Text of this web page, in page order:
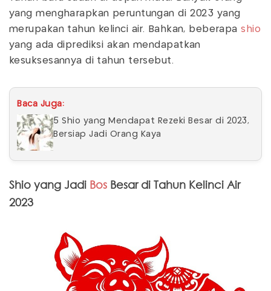
yang mengharapkan peruntungan di 2023 yang
merupakan tahun kelinci air. Bahkan, beberapashio
yang ada diprediksi akan mendapatkan
kesuksesannya di tahun tersebut.
Baca Juga:
5 Shio yang Mendapat Rezeki Besar di 2023,
Bersiap Jadi Orang Kaya
Shio yang Jadi Bos Besar di Tahun Kelinci Air
2023